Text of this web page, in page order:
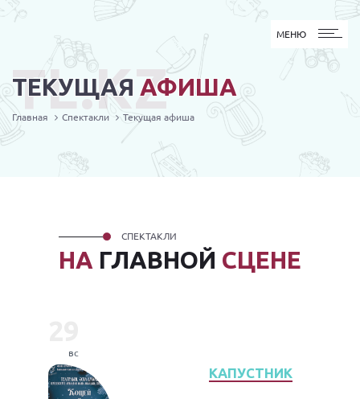
МЕНЮ
МЕНЮ
ТЕКУЩАЯ АФИША
TL.KZ
Главная Спектакли Текущая афиша
НА ГЛАВНОЙ СЦЕНЕ
СПЕКТАКЛИ
вс
КАПУСТНИК